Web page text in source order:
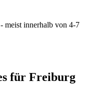
meist innerhalb von 4-7
für Freiburg